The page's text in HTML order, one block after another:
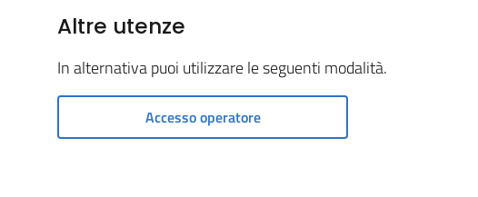
Altre utenze
In alternativa puoi utilizzare le seguenti modalità.
Accesso operatore